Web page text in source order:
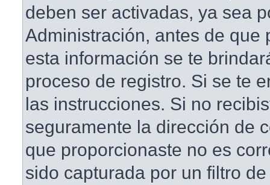
deben ser activadas, ya sea
Administración, antes de que
esta información se te
proceso de registro. Si se te
las instrucciones. Si no
seguramente la dirección de
que proporcionaste no es
sido capturada por un filtro